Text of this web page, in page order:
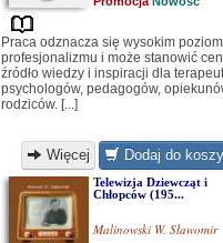
Praca odznacza się wysokim
profesjonalizmu i może stanowić
źródło wiedzy i inspiracji dla
psychologów, pedagogów,
rodziców. [...]
Więcej Dodaj do
Telewizja Dziewcząt i
Chłopców (195...
Malinowski W. Sławomir